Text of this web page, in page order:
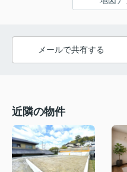
メールで共有する
近隣の物件